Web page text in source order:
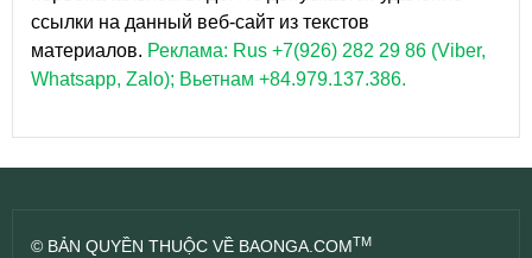
ссылки на данный веб-сайт из текстов
материалов. Реклама: Rus +7(926) 282 29 86 (Viber,
Whatsapp, Zalo); Вьетнам +84.979.137.386.
© BẢN QUYỀN THUỘC VỀ BAONGA.COMTM